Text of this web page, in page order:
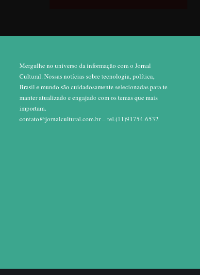
Mergulhe no universo da informação com o Jornal
Cultural. Nossas notícias sobre tecnologia, política,
Brasil e mundo são cuidadosamente selecionadas para te
manter atualizado e engajado com os temas que mais
importam.
contato@jornalcultural.com.br– tel.(11)91754-6532